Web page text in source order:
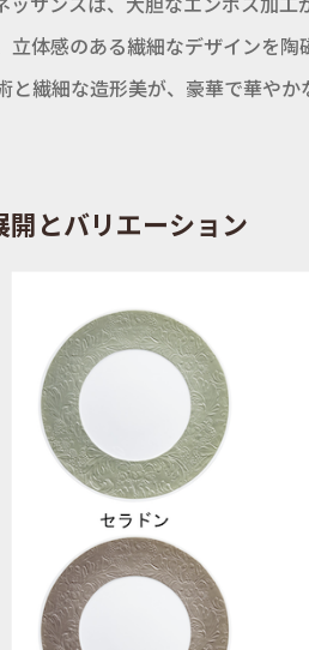
立体感のある繊細なデザインを陶
と繊細な造形美が、豪華で華やか
開とバリエーション